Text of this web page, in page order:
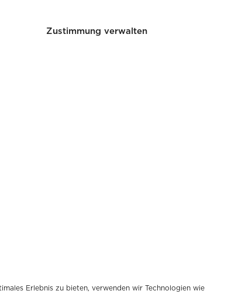
Zustimmung verwalten
Erlebnis zu bieten, verwenden wir Technologien wie